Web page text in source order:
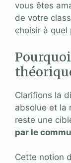
vous êtes
de votre
choisir à quel
Clarifions la
absolue et la
reste une
par le
Cette notion